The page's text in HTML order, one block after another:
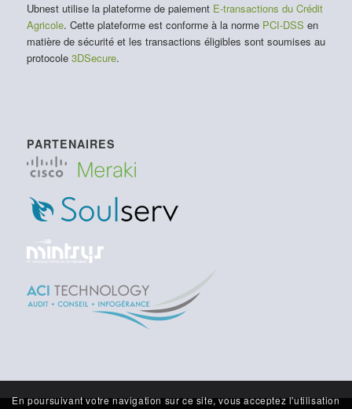
Ubnest utilise la plateforme de paiement E-transactions du Crédit
Agricole. Cette plateforme est conforme à la norme PCI-DSS en
matière de sécurité et les transactions éligibles sont soumises au
protocole 3DSecure.
PARTENAIRES
En poursuivant votre navigation sur ce site, vous acceptez l'utilisation